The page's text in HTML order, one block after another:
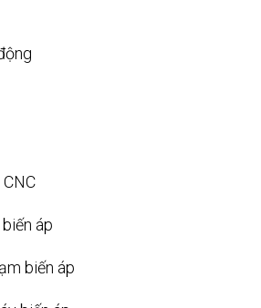
áp
biến áp